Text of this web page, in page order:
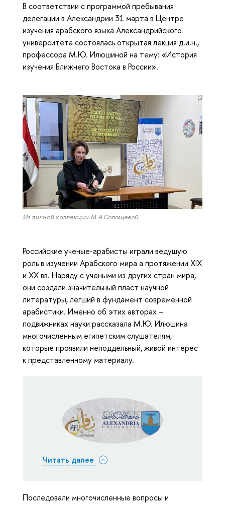
В соответствии с программой пребывания
делегации в Александрии 31 марта в Центре
изучения арабского языка Александрийского
университета состоялась открытая лекция д.и.н.,
профессора М.Ю. Илюшиной на тему: «История
изучения Ближнего Востока в России».
Из личной коллекции М.А.Солощевой
Российские ученые-арабисты играли ведущую
роль в изучении Арабского мира а протяжении XIX
и XX вв. Наряду с учеными из других стран мира,
они создали значительный пласт научной
литературы, легший в фундамент современной
арабистики. Именно об этих авторах –
подвижниках науки рассказала М.Ю. Илюшина
многочисленным египетским слушателям,
которые проявили неподдельный, живой интерес
к представленному материалу.
Читать далее
Последовали многочисленные вопросы и